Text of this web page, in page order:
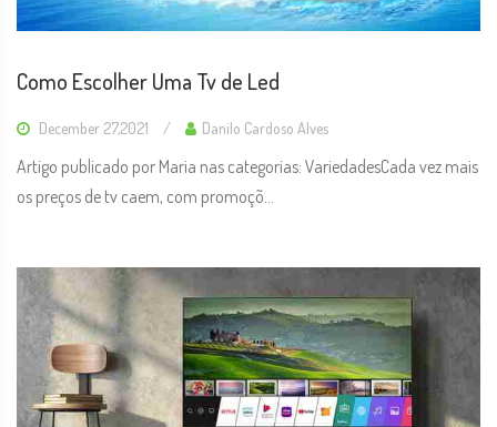
Como Escolher Uma Tv de Led
December 27,2021 Danilo Cardoso Alves
Artigo publicado por Maria nas categorias: VariedadesCada vez mais
os preços de tv caem, com promoçõ...